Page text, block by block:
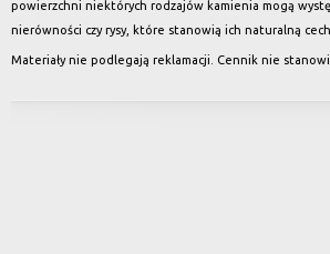
powierzchni niektórych rodzajów kamienia mogą
nierówności czy rysy, które stanowią ich naturalną
Materiały nie podlegają reklamacji. Cennik nie